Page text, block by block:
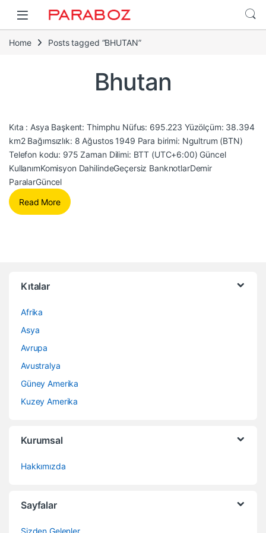
Home Posts tagged “BHUTAN”
Bhutan
Kıta : Asya Başkent: Thimphu Nüfus: 695.223 Yüzölçüm: 38.394
km2 Bağımsızlık: 8 Ağustos 1949 Para birimi: Ngultrum (BTN)
Telefon kodu: 975 Zaman Dilimi: BTT (UTC+6:00) Güncel
KullanımKomisyon DahilindeGeçersiz BanknotlarDemir
ParalarGüncel
Read More
Kıtalar
Afrika
Asya
Avrupa
Avustralya
Güney Amerika
Kuzey Amerika
Kurumsal
Hakkımızda
Sayfalar
Sizden Gelenler